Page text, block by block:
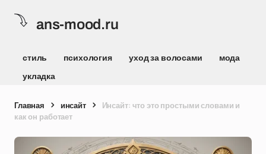
ans-mood.ru
стиль психология уход за волосами
мода
укладка
Главная инсайт
Инсайт: что это простыми словами и
как он работает